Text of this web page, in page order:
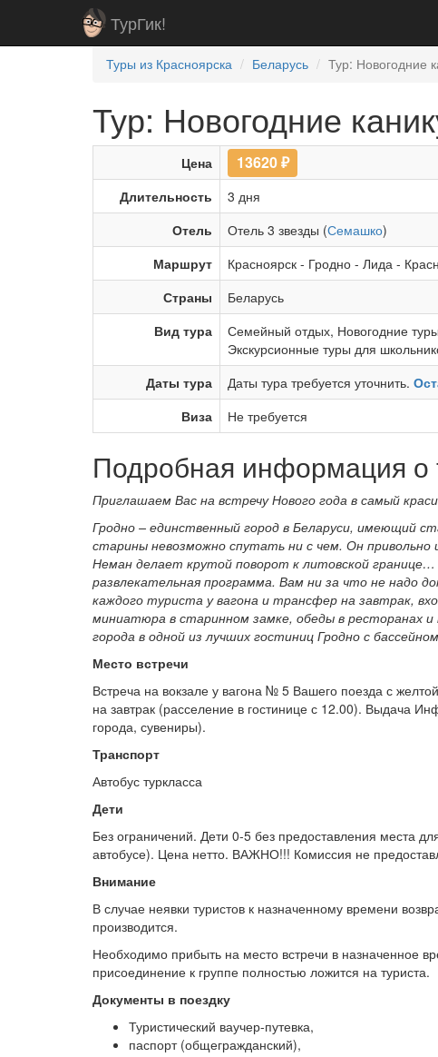
ТурГик!
Туры из Красноярска Беларусь Тур: Новогодние
Тур: Новогодние
Цена 13620₽
Длительность
3 дня
Отель
Отель 3 звезды (Семашко)
Маршрут
Красноярск - Гродно - Лида -
Страны
Беларусь
Вид тура
Семейный отдых, Новогодние туры
Экскурсионные туры для
Даты тура
Даты тура требуется уточнить.
Виза
Не требуется
Подробная информация о
Приглашаем Вас на встречу Нового года в самый
Гродно – единственный город в Беларуси, имеющий
старины невозможно спутать ни с чем. Он
Неман делает крутой поворот к литовской
развлекательная программа. Вам ни за что не надо
каждого туриста у вагона и трансфер на завтрак,
миниатюра в старинном замке, обеды в ресторанах
города в одной из лучших гостиниц Гродно с
Место встречи
Встреча на вокзале у вагона № 5 Вашего поезда с
на завтрак (расселение в гостинице с 12.00). Выдача
города, сувениры).
Транспорт
Автобус туркласса
Дети
Без ограничений. Дети 0-5 без предоставления места
автобусе). Цена нетто. ВАЖНО!!! Комиссия не
Внимание
В случае неявки туристов к назначенному времени
производится.
Необходимо прибыть на место встречи в назначенное
присоединение к группе полностью ложится на туриста.
Документы в поездку
Туристический ваучер-путевка,
паспорт (общегражданский),